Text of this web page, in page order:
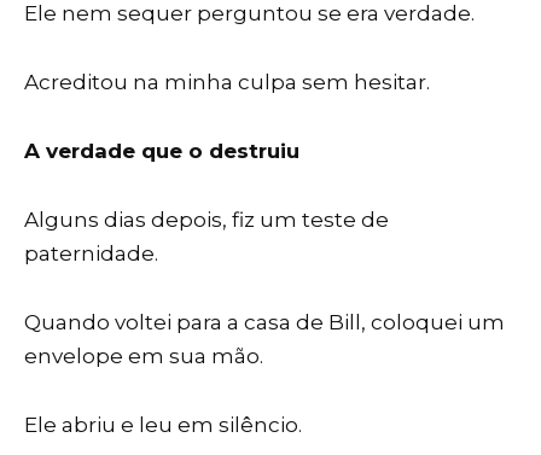
Ele nem sequer perguntou se era verdade.
Acreditou na minha culpa sem hesitar.
A verdade que o destruiu
Alguns dias depois, fiz um teste de
paternidade.
Quando voltei para a casa de Bill, coloquei um
envelope em sua mão.
Ele abriu e leu em silêncio.